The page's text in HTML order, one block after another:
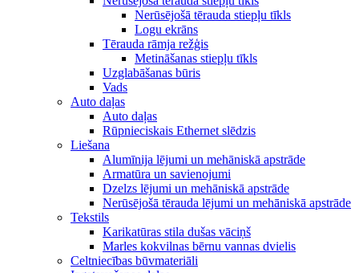
Nerūsējošā tērauda stiepļu tīkls
Logu ekrāns
Tērauda rāmja režģis
Metināšanas stiepļu tīkls
Uzglabāšanas būris
Vads
Auto daļas
Auto daļas
Rūpnieciskais Ethernet slēdzis
Liešana
Alumīnija lējumi un mehāniskā apstrāde
Armatūra un savienojumi
Dzelzs lējumi un mehāniskā apstrāde
Nerūsējošā tērauda lējumi un mehāniskā apstrāde
Tekstils
Karikatūras stila dušas vāciņš
Marles kokvilnas bērnu vannas dvielis
Celtniecības būvmateriāli